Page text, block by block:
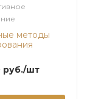
225г
Лимонная
методы
руб./шт